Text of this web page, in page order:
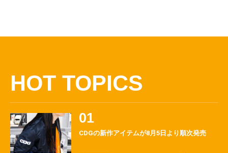
HOT TOPICS
CDGの新作アイテムが8月5日より順次発売